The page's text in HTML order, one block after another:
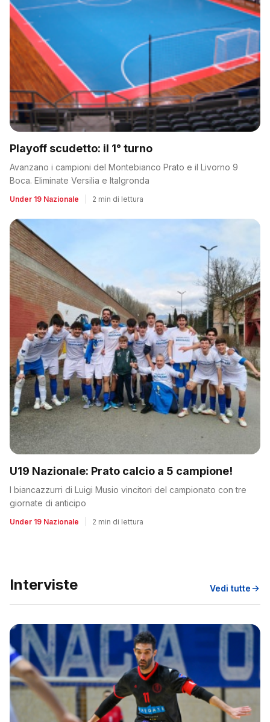
Playoff scudetto: il 1° turno
Avanzano i campioni del Montebianco Prato e il Livorno 9
Boca. Eliminate Versilia e Italgronda
Under 19 Nazionale 2 min di lettura
U19 Nazionale: Prato calcio a 5 campione!
I biancazzurri di Luigi Musio vincitori del campionato con tre
giornate di anticipo
Under 19 Nazionale 2 min di lettura
Interviste Vedi tutte